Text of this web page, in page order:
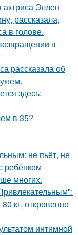
Эллен
рассказала,
в голове.
в
рассказала об
здесь:
в 35?
не пьёт, не
ребёнком
многих.
кг, откровенно
интимной